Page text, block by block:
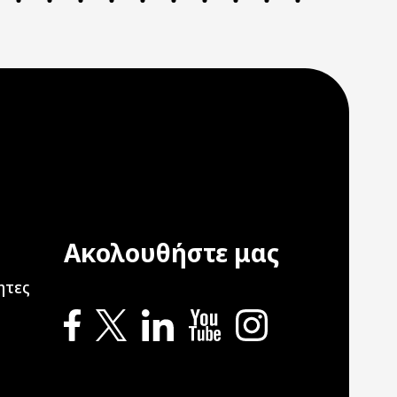
Ακολουθήστε μας